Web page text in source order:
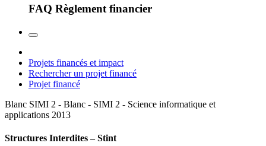
FAQ Règlement financier
Projets financés et impact
Rechercher un projet financé
Projet financé
Blanc SIMI 2 - Blanc - SIMI 2 - Science informatique et
applications 2013
Structures Interdites – Stint